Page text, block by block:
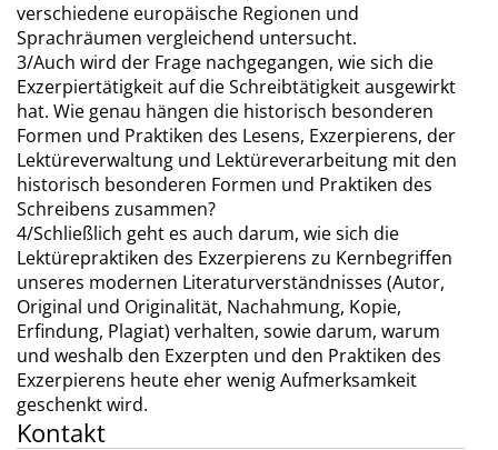
verschiedene europäische Regionen und
Sprachräumen vergleichend untersucht.
3/Auch wird der Frage nachgegangen, wie sich die
Exzerpiertätigkeit auf die Schreibtätigkeit ausgewirkt
hat. Wie genau hängen die historisch besonderen
Formen und Praktiken des Lesens, Exzerpierens, der
Lektüreverwaltung und Lektüreverarbeitung mit den
historisch besonderen Formen und Praktiken des
Schreibens zusammen?
4/Schließlich geht es auch darum, wie sich die
Lektürepraktiken des Exzerpierens zu Kernbegriffen
unseres modernen Literaturverständnisses (Autor,
Original und Originalität, Nachahmung, Kopie,
Erfindung, Plagiat) verhalten, sowie darum, warum
und weshalb den Exzerpten und den Praktiken des
Exzerpierens heute eher wenig Aufmerksamkeit
geschenkt wird.
Kontakt